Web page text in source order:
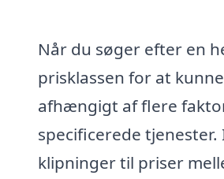
Når du søger efter en
prisklassen for at
afhængigt af flere
specificerede
klipninger til priser